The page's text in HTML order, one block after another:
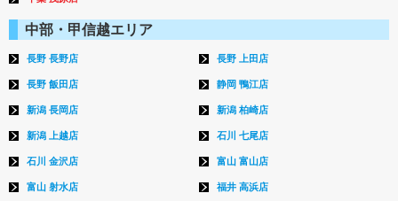
中部・甲信越エリア
長野 長野店 長野 上田店
長野 飯田店 静岡 鴨江店
新潟 長岡店 新潟 柏崎店
新潟 上越店 石川 七尾店
石川 金沢店 富山 富山店
富山 射水店 福井 高浜店